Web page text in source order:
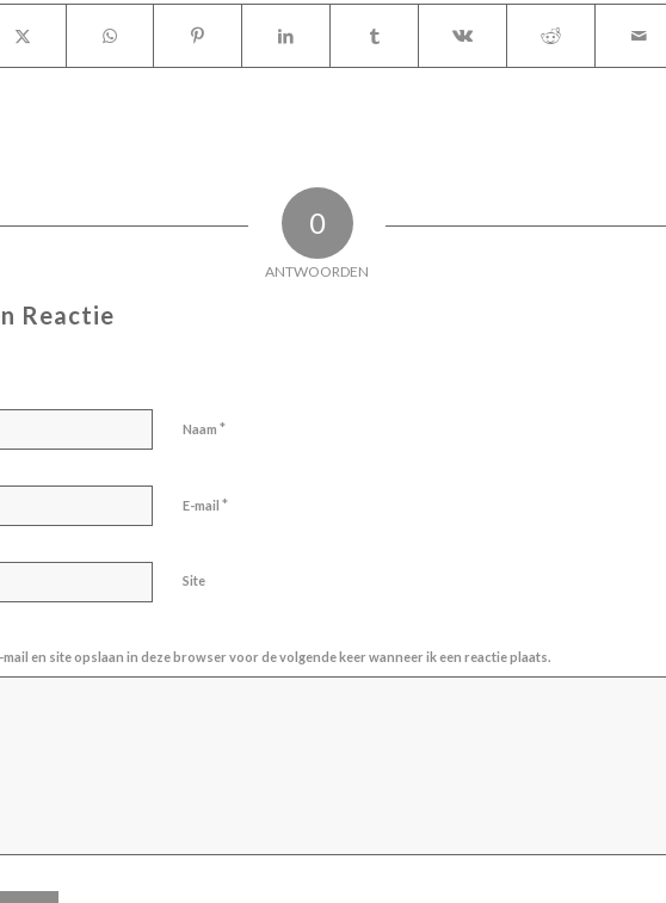
0
ANTWOORDEN
Reactie
Naam *
E-mail *
Site
mail en site opslaan in deze browser voor de volgende keer wanneer ik een reactie plaats.